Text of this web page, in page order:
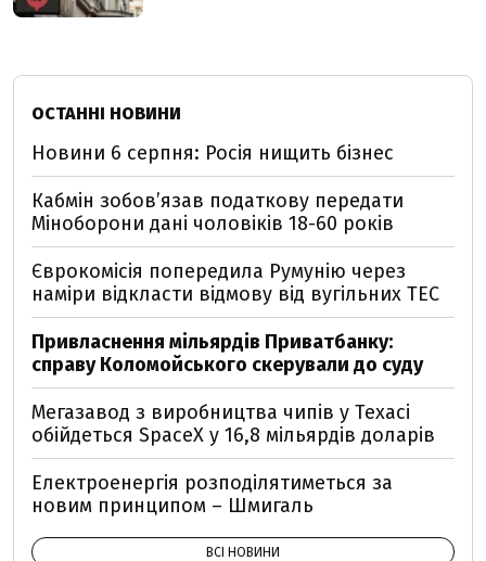
ОСТАННІ НОВИНИ
Новини 6 серпня: Росія нищить бізнес
Кабмін зобовʼязав податкову передати
Міноборони дані чоловіків 18-60 років
Єврокомісія попередила Румунію через
наміри відкласти відмову від вугільних ТЕС
Привласнення мільярдів Приватбанку:
справу Коломойського скерували до суду
Мегазавод з виробництва чипів у Техасі
обійдеться SpaceX у 16,8 мільярдів доларів
Електроенергія розподілятиметься за
новим принципом – Шмигаль
ВСІ НОВИНИ